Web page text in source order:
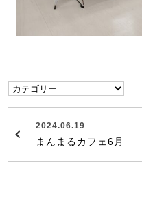
2024.06.19
まんまるカフェ6月